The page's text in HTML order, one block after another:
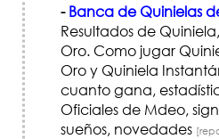
- Banca de Quinielas
Resultados de
Oro. Como jugar
Oro y Quiniela
cuanto gana,
Oficiales de Mdeo,
sueños, novedades